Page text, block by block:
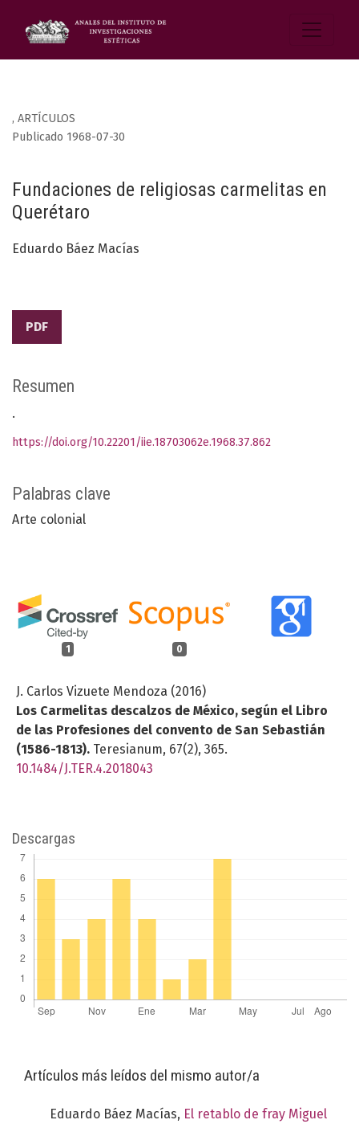
, ARTÍCULOS
Fundaciones de religiosas carmelitas en
Querétaro
Publicado 1968-07-30
Eduardo Báez Macías
PDF
Palabras clave
Arte colonial
1 0
J. Carlos Vizuete Mendoza (2016)
Los Carmelitas descalzos de México, según el Libro
de las Profesiones del convento de San Sebastián
(1586-1813). Teresianum, 67(2), 365.
10.1484/J.TER.4.2018043
Resumen
.
https://doi.org/10.22201/iie.18703062e.1968.37.862
Descargas
Artículos más leídos del mismo autor/a
Eduardo Báez Macías, El retablo de fray Miguel